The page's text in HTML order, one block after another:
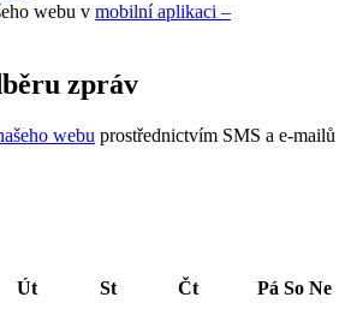
webu v mobilní aplikaci –
zpráv
webu prostřednictvím SMS a e-mailů
Út St Čt Pá So Ne